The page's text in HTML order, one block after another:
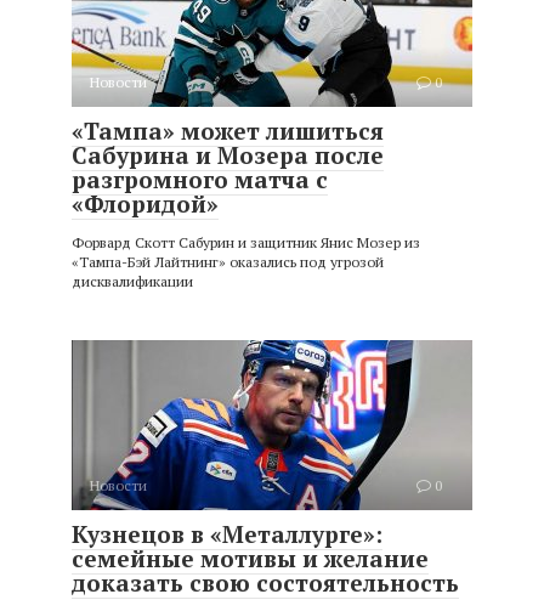
Новости 0
«Тампа» может лишиться
Сабурина и Мозера после
разгромного матча с
«Флоридой»
Форвард Скотт Сабурин и защитник Янис Мозер из
«Тампа-Бэй Лайтнинг» оказались под угрозой
дисквалификации
Новости 0
Кузнецов в «Металлурге»:
семейные мотивы и желание
доказать свою состоятельность